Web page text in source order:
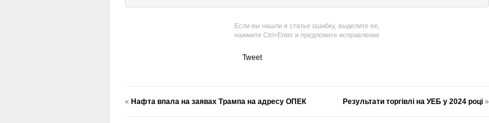
Если вы нашли в статье ошибку, выделите ее,
нажмите Ctrl+Enter и предложите исправление
Tweet
« Нафта впала на заявах Трампа на адресу ОПЕК Результати торгівлі на УЕБ у 2024 році»